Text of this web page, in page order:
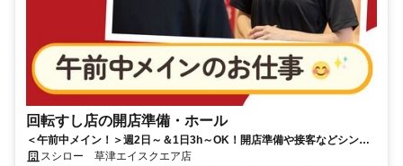
回転すし店の開店準備・ホール
＜午前中メイン！＞週2日～＆1日3h～OK！開店準備や接客などシンプ
ル業務スシロー 草津エイスクエア店